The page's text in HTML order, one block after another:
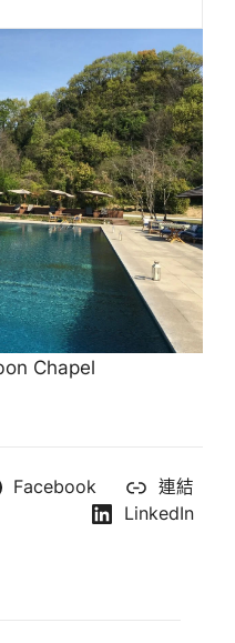
Chapel
Facebook
連結
LinkedIn